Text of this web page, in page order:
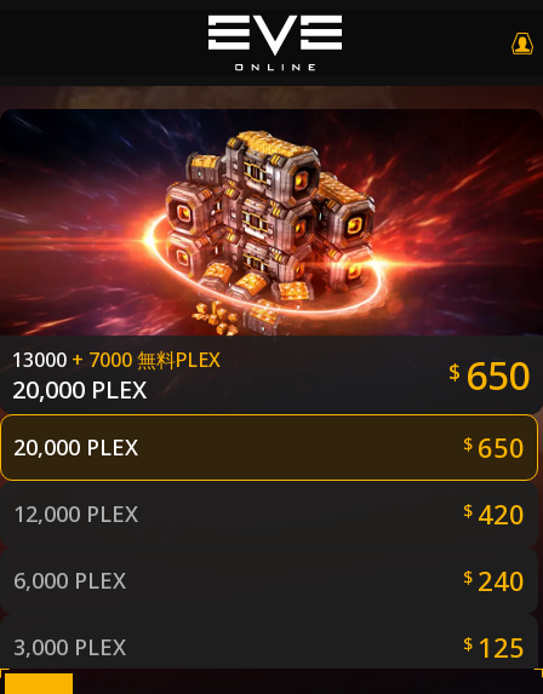
13000 + 7000 無料PLEX
20,000 PLEX
$ 650
20,000 PLEX $ 650
12,000 PLEX $ 420
6,000 PLEX $ 240
3,000 PLEX $ 125